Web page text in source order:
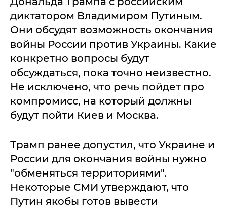
диктатором Владимиром Путиным.
Они обсудят возможность окончания
войны России против Украины. Какие
конкретно вопросы будут
обсуждаться, пока точно неизвестно.
Не исключено, что речь пойдет про
компромисс, на который должны
будут пойти Киев и Москва.
Трамп ранее допустил, что Украине и
России для окончания войны нужно
"обменяться территориями".
Некоторые СМИ утверждают, что
Путин якобы готов вывести